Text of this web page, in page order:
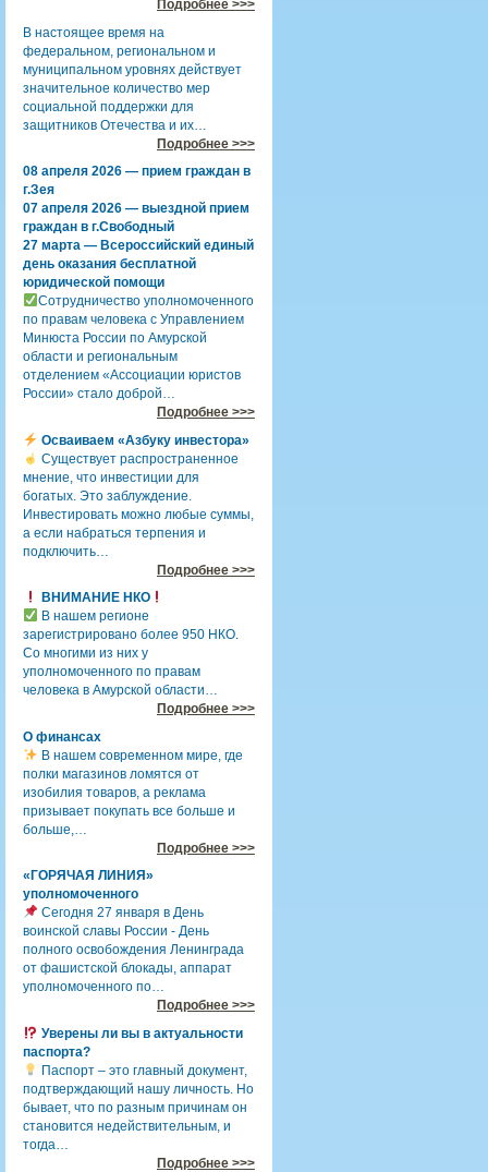
Подробнее >>>
В настоящее время на
федеральном, региональном и
муниципальном уровнях действует
значительное количество мер
социальной поддержки для
защитников Отечества и их…
Подробнее >>>
08 апреля 2026 — прием граждан в
г.Зея
07 апреля 2026 — выездной прием
граждан в г.Свободный
27 марта — Всероссийский единый
день оказания бесплатной
юридической помощи
Сотрудничество уполномоченного
по правам человека с Управлением
Минюста России по Амурской
области и региональным
отделением «Ассоциации юристов
России» стало доброй…
Подробнее >>>
Осваиваем «Азбуку инвестора»
Существует распространенное
мнение, что инвестиции для
богатых. Это заблуждение.
Инвестировать можно любые суммы,
а если набраться терпения и
подключить…
Подробнее >>>
ВНИМАНИЕ НКО
В нашем регионе
зарегистрировано более 950 НКО.
Со многими из них у
уполномоченного по правам
человека в Амурской области…
Подробнее >>>
О финансах
В нашем современном мире, где
полки магазинов ломятся от
изобилия товаров, а реклама
призывает покупать все больше и
больше,…
Подробнее >>>
«ГОРЯЧАЯ ЛИНИЯ»
уполномоченного
Сегодня 27 января в День
воинской славы России - День
полного освобождения Ленинграда
от фашистской блокады, аппарат
уполномоченного по…
Подробнее >>>
Уверены ли вы в актуальности
паспорта?
Паспорт – это главный документ,
подтверждающий нашу личность. Но
бывает, что по разным причинам он
становится недействительным, и
тогда…
Подробнее >>>